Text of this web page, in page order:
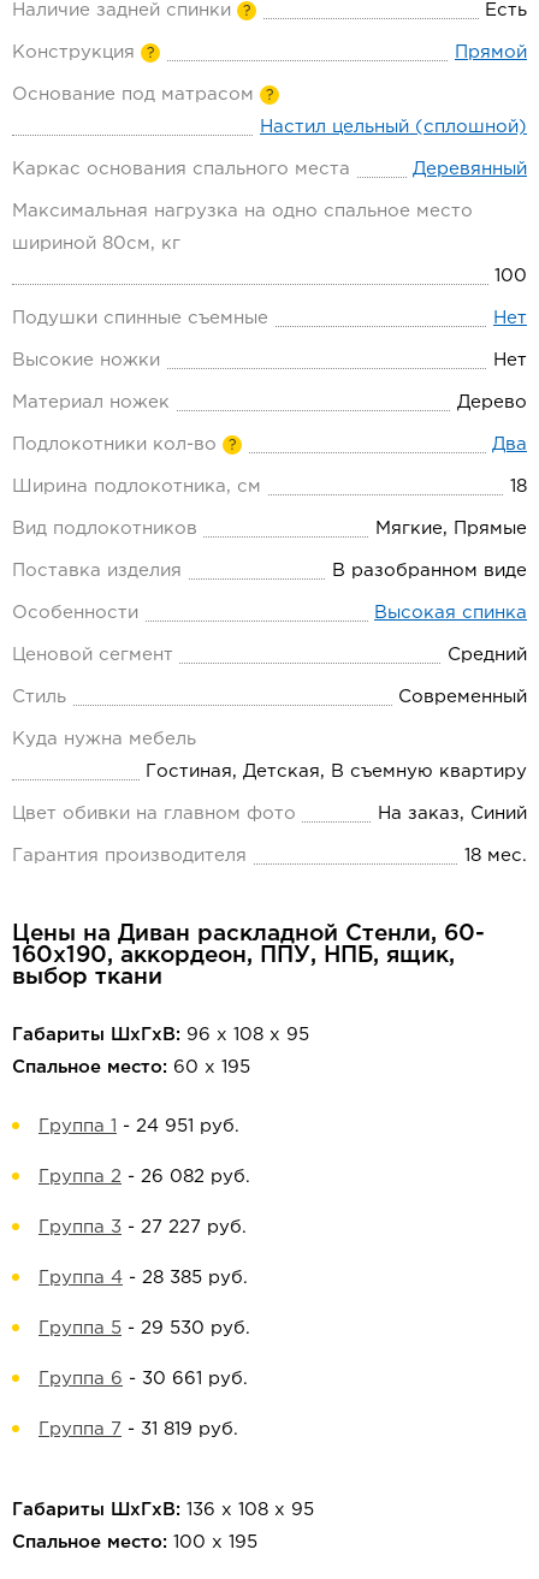
Наличие задней спинки ? Есть
Конструкция ? Прямой
Основание под матрасом ?
Настил цельный (сплошной)
Каркас основания спального места Деревянный
Максимальная нагрузка на одно спальное место
шириной 80см, кг
100
Подушки спинные съемные Нет
Высокие ножки Нет
Материал ножек Дерево
Подлокотники кол-во ? Два
Ширина подлокотника, см 18
Вид подлокотников Мягкие, Прямые
Поставка изделия В разобранном виде
Особенности Высокая спинка
Ценовой сегмент Средний
Стиль Современный
Куда нужна мебель
Гостиная, Детская, В съемную квартиру
Цвет обивки на главном фото На заказ, Синий
Гарантия производителя 18 мес.
Цены на Диван раскладной Стенли, 60-
160х190, аккордеон, ППУ, НПБ, ящик,
выбор ткани
Габариты ШхГхВ: 96 х 108 х 95
Спальное место: 60 х 195
Группа 1 - 24 951 руб.
Группа 2 - 26 082 руб.
Группа 3 - 27 227 руб.
Группа 4 - 28 385 руб.
Группа 5 - 29 530 руб.
Группа 6 - 30 661 руб.
Группа 7 - 31 819 руб.
Габариты ШхГхВ: 136 х 108 х 95
Спальное место: 100 х 195